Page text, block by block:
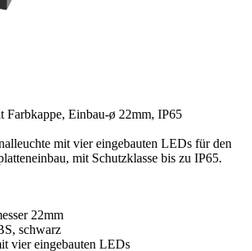
Farbkappe, Einbau-ø 22mm, IP65
mit vier eingebauten LEDs für den
mit Schutzklasse bis zu IP65.
22mm
schwarz
vier eingebauten LEDs